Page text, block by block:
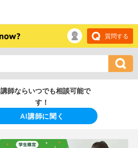
質問する
師ならいつでも相談可能で
す！
AI講師に聞く